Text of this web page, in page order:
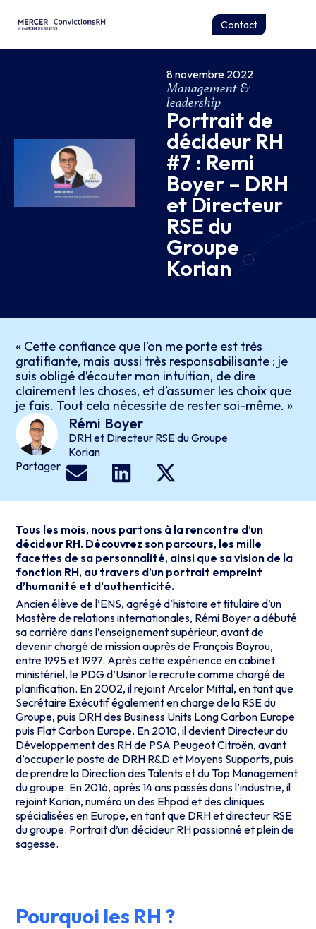
Contact
8 novembre 2022
Management &
leadership
Portrait de
décideur RH
#7 : Remi
Boyer – DRH
et Directeur
RSE du
Groupe
Korian
« Cette confiance que l’on me porte est très
gratifiante, mais aussi très responsabilisante : je
suis obligé d’écouter mon intuition, de dire
clairement les choses, et d’assumer les choix que
je fais. Tout cela nécessite de rester soi-même. »
Rémi Boyer
DRH et Directeur RSE du Groupe
Korian
Partager
Tous les mois, nous partons à la rencontre d’un
décideur RH. Découvrez son parcours, les mille
facettes de sa personnalité, ainsi que sa vision de la
fonction RH, au travers d’un portrait empreint
d’humanité et d’authenticité.
Ancien élève de l’ENS, agrégé d’histoire et titulaire d’un
Mastère de relations internationales, Rémi Boyer a débuté
sa carrière dans l’enseignement supérieur, avant de
devenir chargé de mission auprès de François Bayrou,
entre 1995 et 1997. Après cette expérience en cabinet
ministériel, le PDG d’Usinor le recrute comme chargé de
planification. En 2002, il rejoint Arcelor Mittal, en tant que
Secrétaire Exécutif également en charge de la RSE du
Groupe, puis DRH des Business Units Long Carbon Europe
puis Flat Carbon Europe. En 2010, il devient Directeur du
Développement des RH de PSA Peugeot Citroën, avant
d’occuper le poste de DRH R&D et Moyens Supports, puis
de prendre la Direction des Talents et du Top Management
du groupe. En 2016, après 14 ans passés dans l’industrie, il
rejoint Korian, numéro un des Ehpad et des cliniques
spécialisées en Europe, en tant que DRH et directeur RSE
du groupe. Portrait d’un décideur RH passionné et plein de
sagesse.
Pourquoi les RH ?